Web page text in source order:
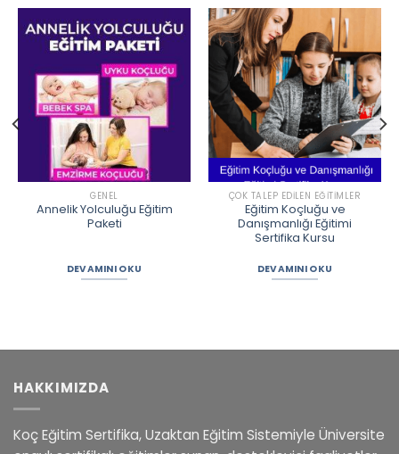
GENEL
Annelik Yolculuğu Eğitim
Paketi
DEVAMINI OKU
ÇOK TALEP EDILEN EĞITIMLER
Eğitim Koçluğu ve
Danışmanlığı Eğitimi
Sertifika Kursu
DEVAMINI OKU
HAKKIMIZDA
Koç Eğitim Sertifika, Uzaktan Eğitim Sistemiyle Üniversite